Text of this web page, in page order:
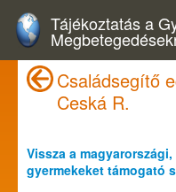
Tájékoztatás a
Családsegítő
Ceská R.
Vissza a
gyermekeket támogató